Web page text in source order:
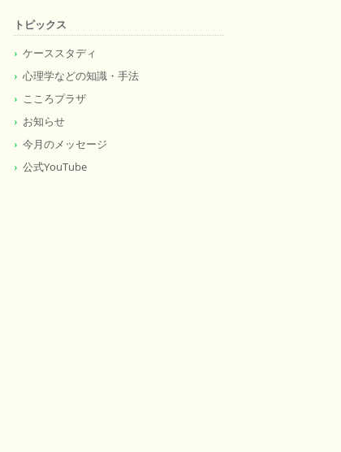
トピックス
ケーススタディ
心理学などの知識・手法
こころプラザ
お知らせ
今月のメッセージ
公式YouTube